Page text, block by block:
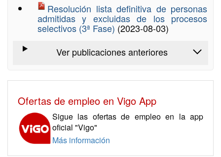
Resolución lista definitiva de personas
admitidas y excluidas de los procesos
selectivos (3ª Fase) (2023-08-03)
Ver publicaciones anteriores
Ofertas de empleo en Vigo App
Sigue las ofertas de empleo en la app
oficial "Vigo"
Más información